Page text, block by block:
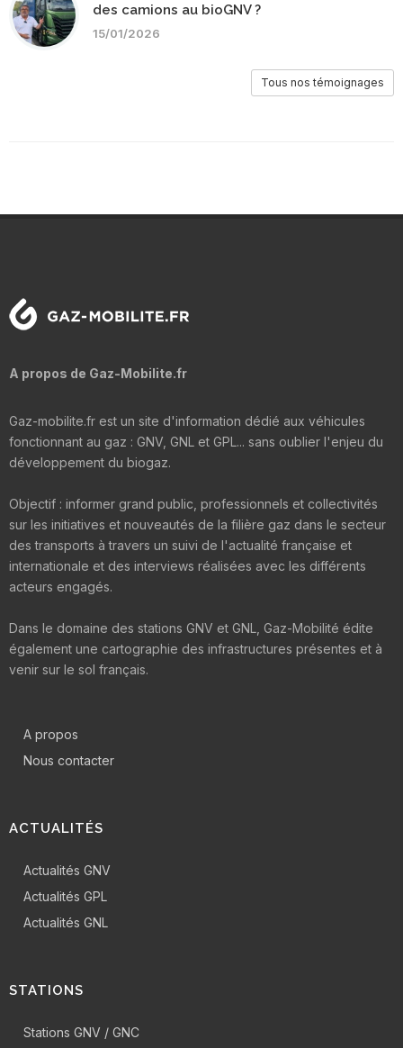
des camions au bioGNV ?
15/01/2026
Tous nos témoignages
A propos de Gaz-Mobilite.fr
Gaz-mobilite.fr est un site d'information dédié aux véhicules
fonctionnant au gaz : GNV, GNL et GPL... sans oublier l'enjeu du
développement du biogaz.
Objectif : informer grand public, professionnels et collectivités
sur les initiatives et nouveautés de la filière gaz dans le secteur
des transports à travers un suivi de l'actualité française et
internationale et des interviews réalisées avec les différents
acteurs engagés.
Dans le domaine des stations GNV et GNL, Gaz-Mobilité édite
également une cartographie des infrastructures présentes et à
venir sur le sol français.
A propos
Nous contacter
ACTUALITÉS
Actualités GNV
Actualités GPL
Actualités GNL
STATIONS
Stations GNV / GNC